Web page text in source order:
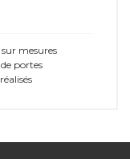
mesures
portes